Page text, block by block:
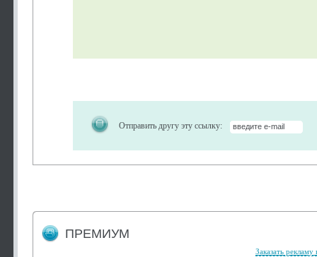
Отправить другу эту ссылку:
ПРЕМИУМ
Заказать рекламу